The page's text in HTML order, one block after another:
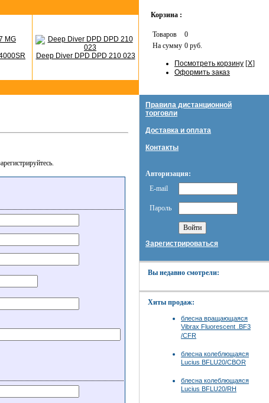
Deep Diver DPD DPD 210 023
Корзина :
Товаров
0
На сумму 0 руб.
Посмотреть корзину [X]
Оформить заказ
Правила дистанционной
торговли
Доставка и оплата
Контакты
Авторизация:
E-mail
Пароль
Зарегистрироваться
Вы недавно смотрели:
Хиты продаж:
блесна вращающаяся
Vibrax Fluorescent .BF3
/CFR
блесна колеблющаяся
Lucius BFLU20/CBOR
блесна колеблющаяся
Lucius BFLU20/RH